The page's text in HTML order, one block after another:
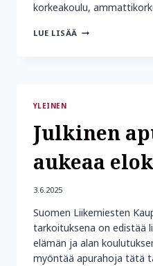
korkeakoulu,
LUE LISÄÄ APURAHAHAKU
YLEINEN
Julkinen
aukeaa
3.6.2025
Suomen Liikemiesten
tarkoituksena on edistää
elämän ja alan
myöntää apurahoja tätä